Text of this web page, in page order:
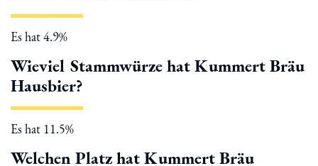
Es hat 4.9%
Wieviel Stammwürze hat Kummert Bräu
Hausbier?
Es hat 11.5%
Welchen Platz hat Kummert Bräu